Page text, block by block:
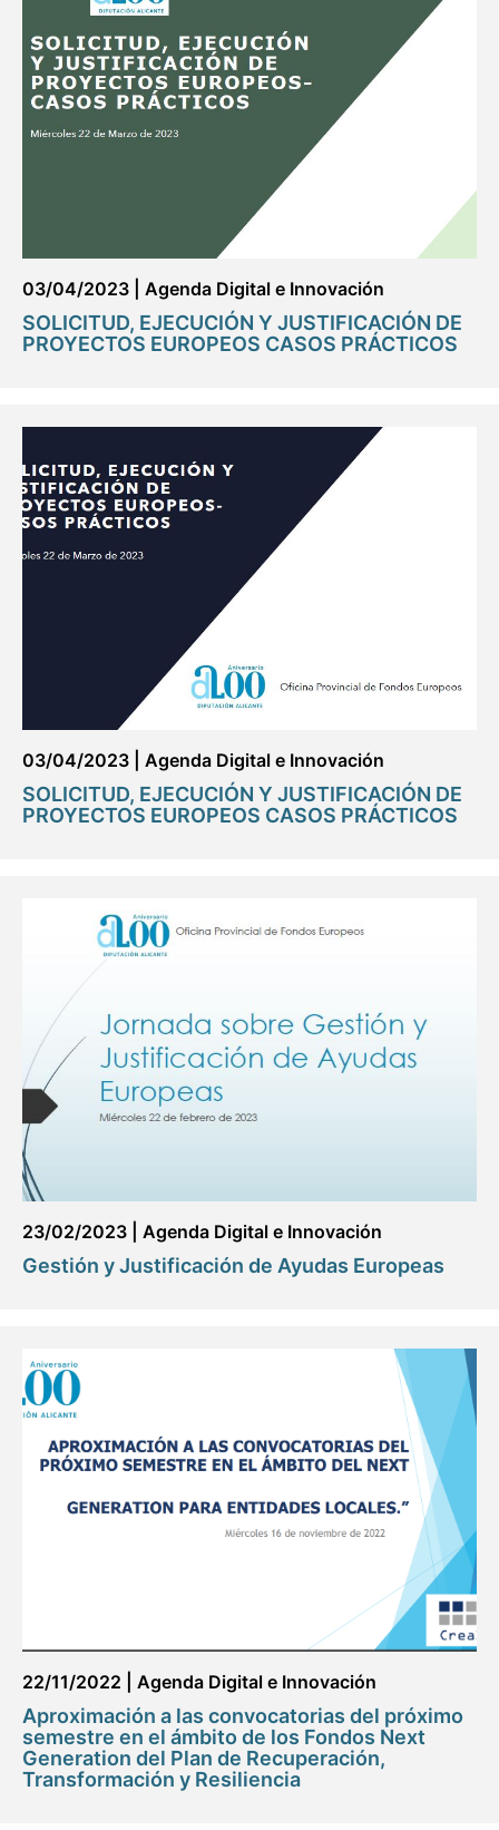
03/04/2023 Agenda Digital e Innovación
SOLICITUD, EJECUCIÓN Y JUSTIFICACIÓN DE
PROYECTOS EUROPEOS CASOS PRÁCTICOS
03/04/2023 Agenda Digital e Innovación
SOLICITUD, EJECUCIÓN Y JUSTIFICACIÓN DE
PROYECTOS EUROPEOS CASOS PRÁCTICOS
23/02/2023 Agenda Digital e Innovación
Gestión y Justificación de Ayudas Europeas
22/11/2022 Agenda Digital e Innovación
Aproximación a las convocatorias del próximo
semestre en el ámbito de los Fondos Next
Generation del Plan de Recuperación,
Transformación y Resiliencia